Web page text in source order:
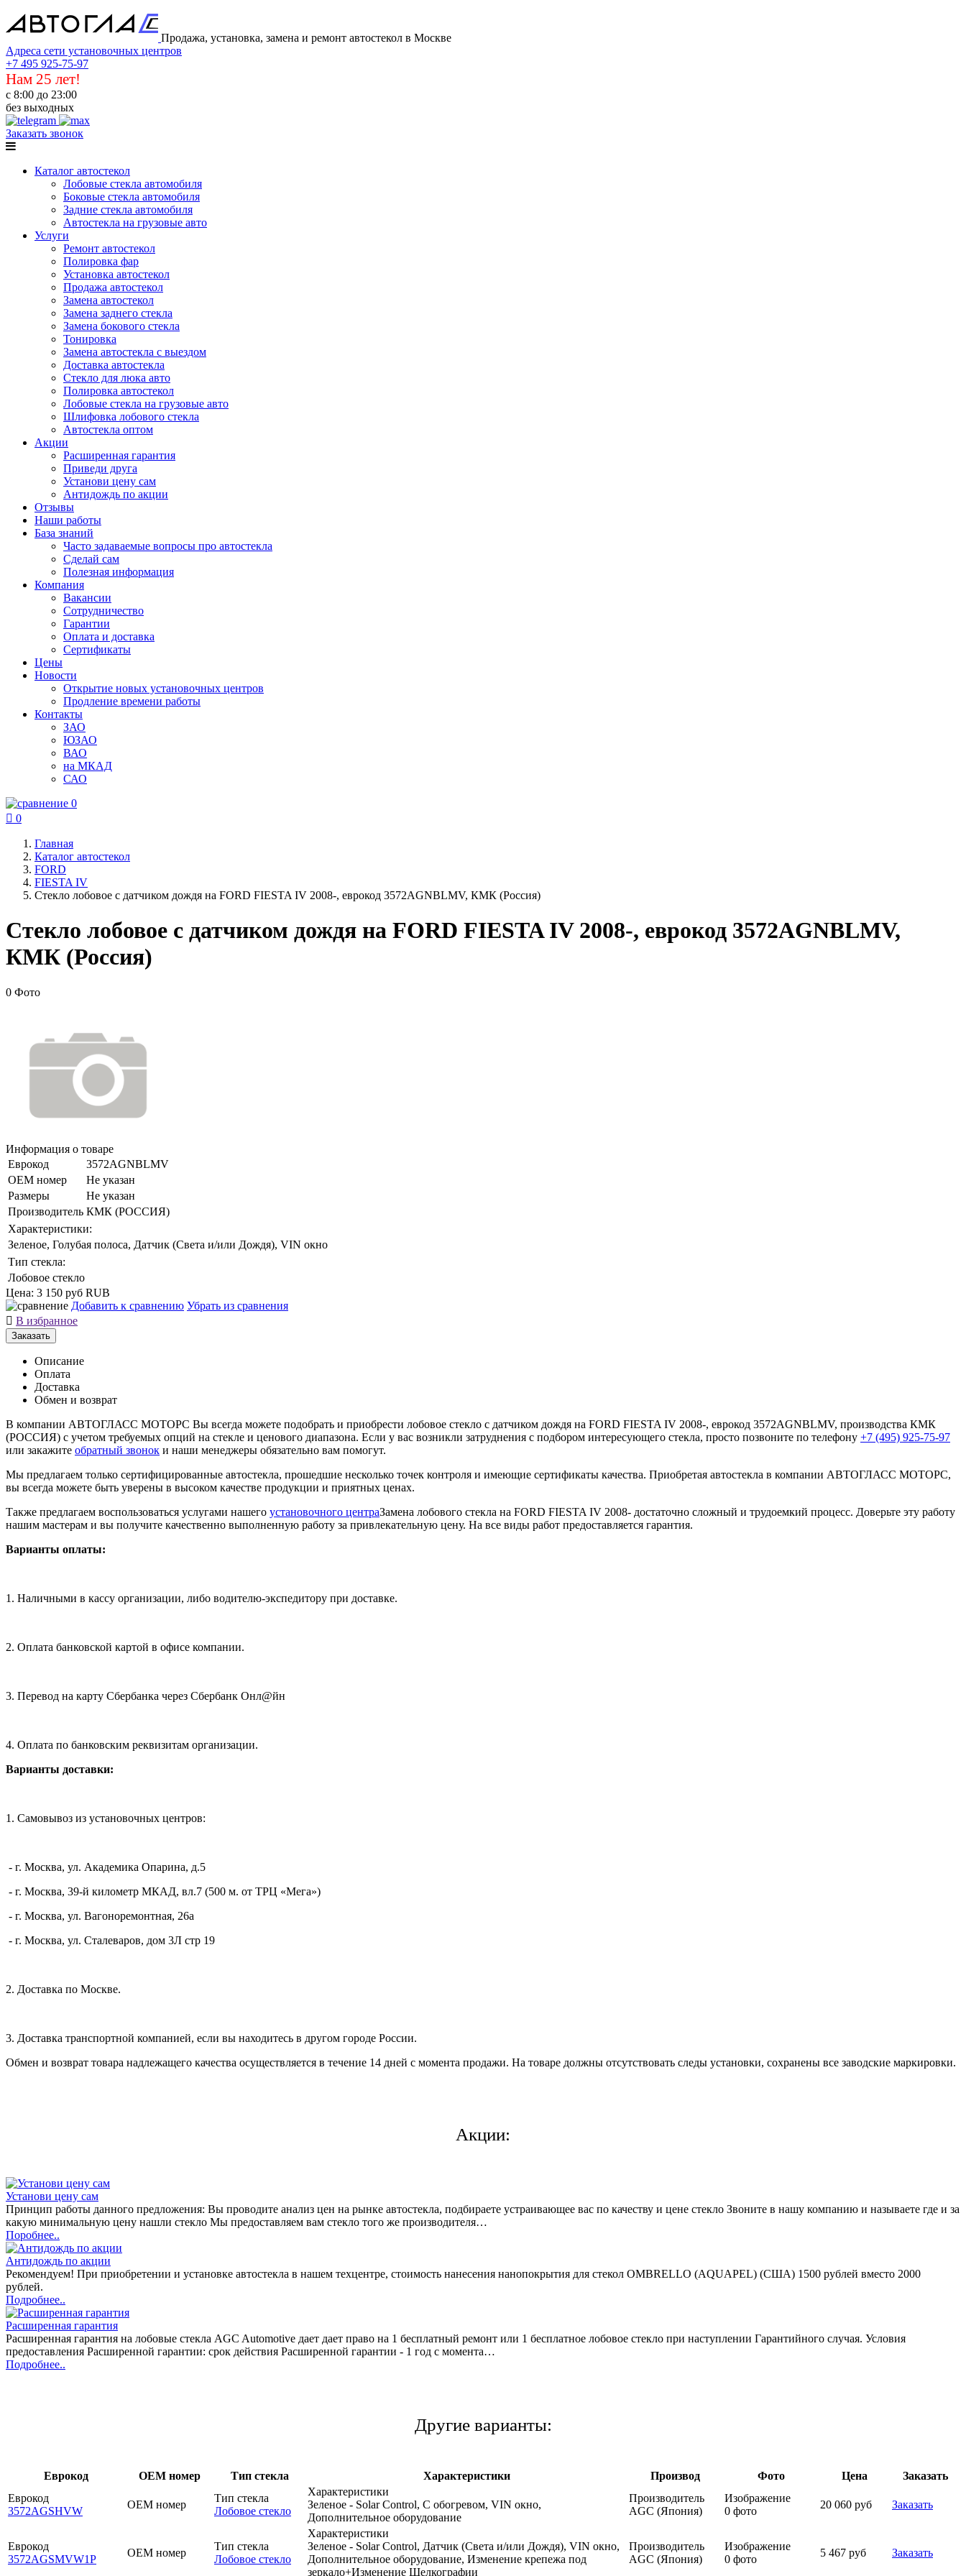
Продажа, установка, замена и ремонт автостекол в Москве
Адреса сети установочных центров
+7 495 925-75-97
Нам 25 лет!
с 8:00 до 23:00
без выходных
Заказать звонок
Каталог автостекол
Лобовые стекла автомобиля
Боковые стекла автомобиля
Задние стекла автомобиля
Автостекла на грузовые авто
Услуги
Ремонт автостекол
Полировка фар
Установка автостекол
Продажа автостекол
Замена автостекол
Замена заднего стекла
Замена бокового стекла
Тонировка
Замена автостекла с выездом
Доставка автостекла
Стекло для люка авто
Полировка автостекол
Лобовые стекла на грузовые авто
Шлифовка лобового стекла
Автостекла оптом
Акции
Расширенная гарантия
Приведи друга
Установи цену сам
Антидождь по акции
Отзывы
Наши работы
База знаний
Часто задаваемые вопросы про автостекла
Сделай сам
Полезная информация
Компания
Вакансии
Сотрудничество
Гарантии
Оплата и доставка
Сертификаты
Цены
Новости
Открытие новых установочных центров
Продление времени работы
Контакты
ЗАО
ЮЗАО
ВАО
на МКАД
САО
0
 0
Главная
Каталог автостекол
FORD
FIESTA IV
Стекло лобовое с датчиком дождя на FORD FIESTA IV 2008-, еврокод 3572AGNBLMV, КМК (Россия)
Стекло лобовое с датчиком дождя на FORD FIESTA IV 2008-, еврокод 3572AGNBLMV,
КМК (Россия)
0 Фото
Информация о товаре
Еврокод
3572AGNBLMV
ОЕМ номер
Не указан
Размеры
Не указан
Производитель КМК (РОССИЯ)
Характеристики:
Зеленое, Голубая полоса, Датчик (Света и/или Дождя), VIN окно
Тип стекла:
Лобовое стекло
Цена: 3 150 руб RUB
Добавить к сравнению Убрать из сравнения
 В избранное
Заказать
Описание
Оплата
Доставка
Обмен и возврат
В компании АВТОГЛАСС МОТОРС Вы всегда можете подобрать и приобрести лобовое стекло с датчиком дождя на FORD FIESTA IV 2008-, еврокод 3572AGNBLMV, производства КМК
(РОССИЯ) с учетом требуемых опций на стекле и ценового диапазона. Если у вас возникли затруднения с подбором интересующего стекла, просто позвоните по телефону +7 (495) 925-75-97
или закажите обратный звонок и наши менеджеры обязательно вам помогут.
Мы предлагаем только сертифицированные автостекла, прошедшие несколько точек контроля и имеющие сертификаты качества. Приобретая автостекла в компании АВТОГЛАСС МОТОРС,
вы всегда можете быть уверены в высоком качестве продукции и приятных ценах.
Также предлагаем воспользоваться услугами нашего установочного центраЗамена лобового стекла на FORD FIESTA IV 2008- достаточно сложный и трудоемкий процесс. Доверьте эту работу
нашим мастерам и вы получите качественно выполненную работу за привлекательную цену. На все виды работ предоставляется гарантия.
Варианты оплаты:
1. Наличными в кассу организации, либо водителю-экспедитору при доставке.
2. Оплата банковской картой в офисе компании.
3. Перевод на карту Сбербанка через Сбербанк Онл@йн
4. Оплата по банковским реквизитам организации.
Варианты доставки:
1. Самовывоз из установочных центров:
- г. Москва, ул. Академика Опарина, д.5
- г. Москва, 39-й километр МКАД, вл.7 (500 м. от ТРЦ «Мега»)
- г. Москва, ул. Вагоноремонтная, 26а
- г. Москва, ул. Сталеваров, дом 3Л стр 19
2. Доставка по Москве.
3. Доставка транспортной компанией, если вы находитесь в другом городе России.
Обмен и возврат товара надлежащего качества осуществляется в течение 14 дней с момента продажи. На товаре должны отсутствовать следы установки, сохранены все заводские маркировки.
Акции:
Установи цену сам
Принцип работы данного предложения: Вы проводите анализ цен на рынке автостекла, подбираете устраивающее вас по качеству и цене стекло Звоните в нашу компанию и называете где и за
какую минимальную цену нашли стекло Мы предоставляем вам стекло того же производителя…
Поробнее..
Антидождь по акции
Рекомендуем! При приобретении и установке автостекла в нашем техцентре, стоимость нанесения нанопокрытия для стекол OMBRELLO (AQUAPEL) (США) 1500 рублей вместо 2000
рублей.
Подробнее..
Расширенная гарантия
Расширенная гарантия на лобовые стекла AGC Automotive дает дает право на 1 бесплатный ремонт или 1 бесплатное лобовое стекло при наступлении Гарантийного случая. Условия
предоставления Расширенной гарантии: срок действия Расширенной гарантии - 1 год с момента…
Подробнее..
Другие варианты:
Еврокод OEM номер Тип стекла Характеристики Производ Фото Цена
Заказать
Еврокод
3572AGSHVW
OEM номер
Тип стекла
Лобовое стекло
Характеристики
Зеленое - Solar Control, С обогревом, VIN окно,
Дополнительное оборудование
Производитель
AGC (Япония)
Изображение
0 фото
20 060 руб Заказать
Еврокод
3572AGSMVW1P
OEM номер
Тип стекла
Лобовое стекло
Характеристики
Зеленое - Solar Control, Датчик (Света и/или Дождя), VIN окно,
Дополнительное оборудование, Изменение крепежа под
зеркало+Изменение Шелкографии
Производитель
AGC (Япония)
Изображение
0 фото
5 467 руб Заказать